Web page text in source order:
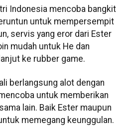
Indonesia mencoba bangkit
untuk mempersempit
servis yang eror dari Ester
mudah untuk He dan
ke rubber game.
berlangsung alot dengan
untuk memberikan
lain. Baik Ester maupun
memegang keunggulan.